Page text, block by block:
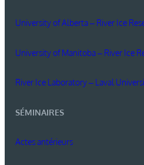
University of Alberta – River Ice
University of Manitoba – River Ice
River Ice Laboratory – Laval
SÉMINAIRES
Actes antérieurs